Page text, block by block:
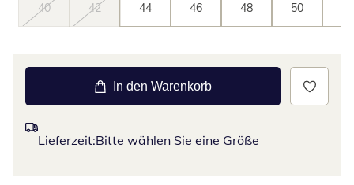
40 42 44 46 48 50
In den Warenkorb
Lieferzeit:Bitte wählen Sie eine Größe